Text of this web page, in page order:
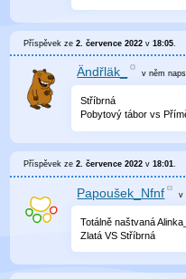
Příspěvek ze2. července 2022 v18:05
Ändřläk_ v něm
Stříbrná
Pobytový tábor vs
Příspěvek ze2. července 2022 v18:01.
Papoušek_Nfnf v
Totálně naštvaná
Zlatá VS Stříbrná